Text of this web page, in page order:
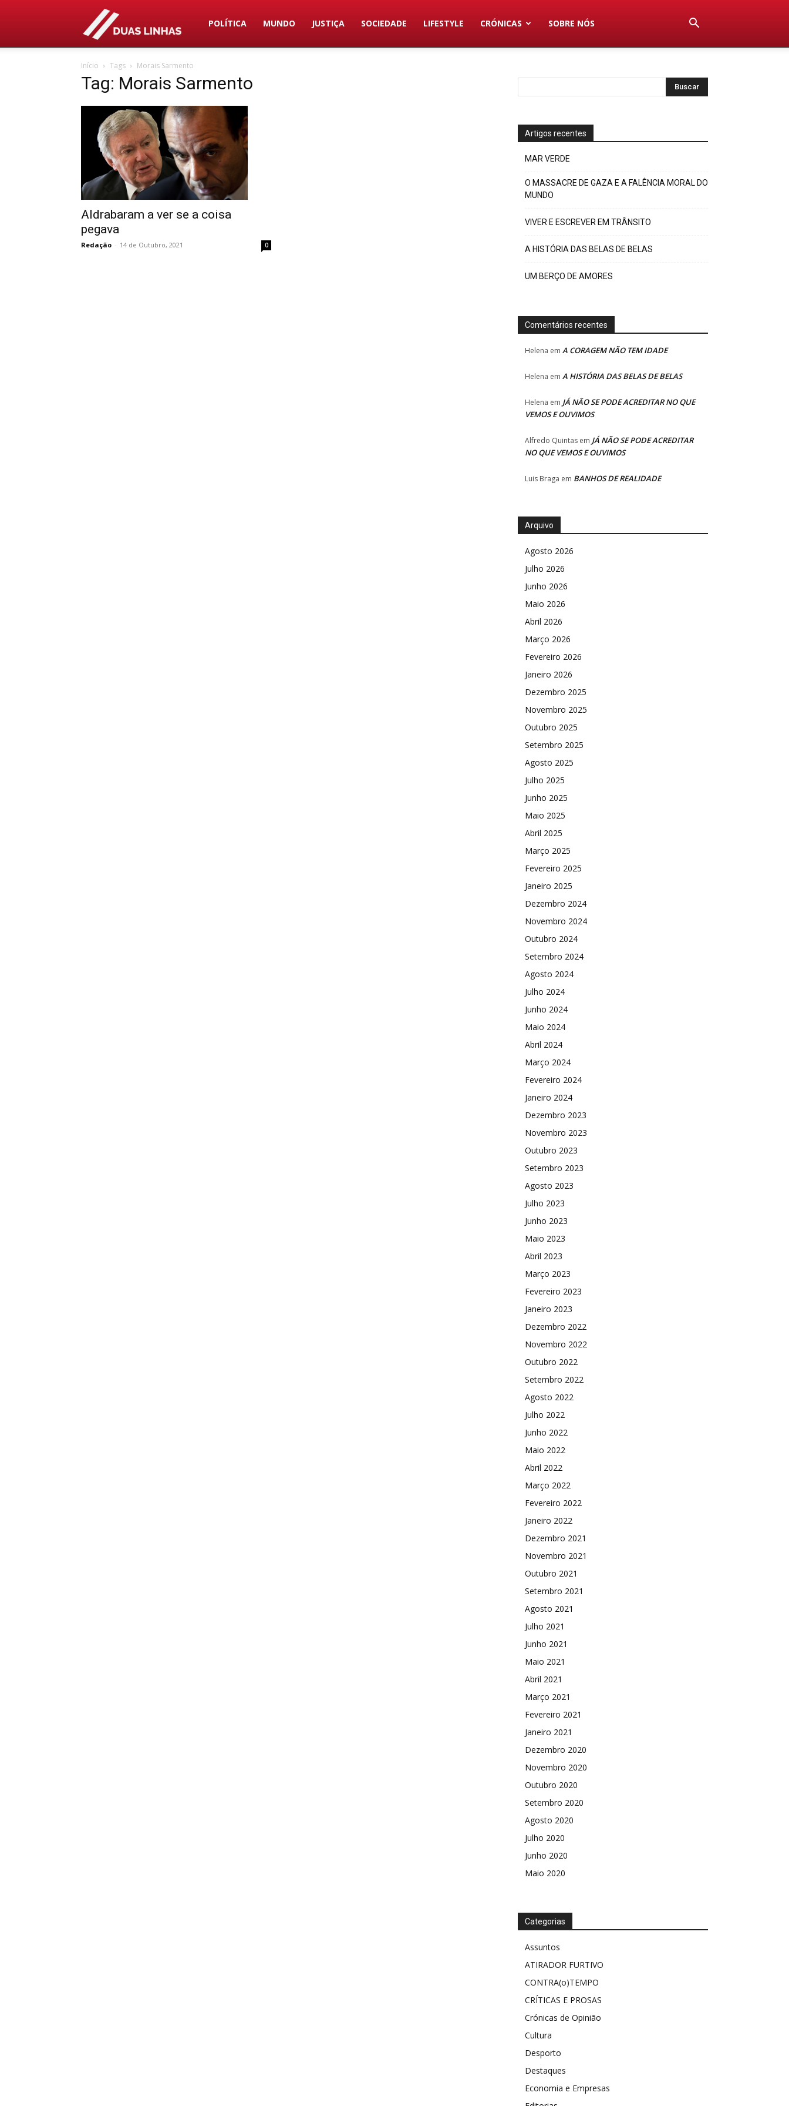
Duas
POLÍTICA MUNDO JUSTIÇA SOCIEDADE LIFESTYLE CRÓNICAS SOBRE NÓS
Início Tags Morais Sarmento
Tag: Morais Sarmento
Aldrabaram a ver se a coisa
pegava
Redação - 14 de Outubro, 2021 0
Artigos recentes
MAR VERDE
O MASSACRE DE GAZA E A FALÊNCIA MORAL DO
MUNDO
VIVER E ESCREVER EM TRÂNSITO
A HISTÓRIA DAS BELAS DE BELAS
UM BERÇO DE AMORES
Comentários recentes
Helena em A CORAGEM NÃO TEM IDADE
Helena em A HISTÓRIA DAS BELAS DE BELAS
Helena em JÁ NÃO SE PODE ACREDITAR NO QUE
VEMOS E OUVIMOS
Alfredo Quintas em JÁ NÃO SE PODE ACREDITAR
NO QUE VEMOS E OUVIMOS
Luis Braga em BANHOS DE REALIDADE
Arquivo
Agosto 2026
Julho 2026
Junho 2026
Maio 2026
Abril 2026
Março 2026
Fevereiro 2026
Janeiro 2026
Dezembro 2025
Novembro 2025
Outubro 2025
Setembro 2025
Agosto 2025
Julho 2025
Junho 2025
Maio 2025
Abril 2025
Março 2025
Fevereiro 2025
Janeiro 2025
Dezembro 2024
Novembro 2024
Outubro 2024
Setembro 2024
Agosto 2024
Julho 2024
Junho 2024
Maio 2024
Abril 2024
Março 2024
Fevereiro 2024
Janeiro 2024
Dezembro 2023
Novembro 2023
Outubro 2023
Setembro 2023
Agosto 2023
Julho 2023
Junho 2023
Maio 2023
Abril 2023
Março 2023
Fevereiro 2023
Janeiro 2023
Dezembro 2022
Novembro 2022
Outubro 2022
Setembro 2022
Agosto 2022
Julho 2022
Junho 2022
Maio 2022
Abril 2022
Março 2022
Fevereiro 2022
Janeiro 2022
Dezembro 2021
Novembro 2021
Outubro 2021
Setembro 2021
Agosto 2021
Julho 2021
Junho 2021
Maio 2021
Abril 2021
Março 2021
Fevereiro 2021
Janeiro 2021
Dezembro 2020
Novembro 2020
Outubro 2020
Setembro 2020
Agosto 2020
Julho 2020
Junho 2020
Maio 2020
Categorias
Assuntos
ATIRADOR FURTIVO
CONTRA(o)TEMPO
CRÍTICAS E PROSAS
Crónicas de Opinião
Cultura
Desporto
Destaques
Economia e Empresas